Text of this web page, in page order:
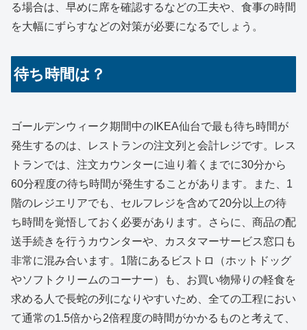
る場合は、早めに席を確認するなどの工夫や、食事の時間
を大幅にずらすなどの対策が必要になるでしょう。
待ち時間は？
ゴールデンウィーク期間中のIKEA仙台で最も待ち時間が
発生するのは、レストランの注文列と会計レジです。レス
トランでは、注文カウンターに辿り着くまでに30分から
60分程度の待ち時間が発生することがあります。また、1
階のレジエリアでも、セルフレジを含めて20分以上の待
ち時間を覚悟しておく必要があります。さらに、商品の配
送手続きを行うカウンターや、カスタマーサービス窓口も
非常に混み合います。1階にあるビストロ（ホットドッグ
やソフトクリームのコーナー）も、お買い物帰りの軽食を
求める人で長蛇の列になりやすいため、全ての工程におい
て通常の1.5倍から2倍程度の時間がかかるものと考えて、